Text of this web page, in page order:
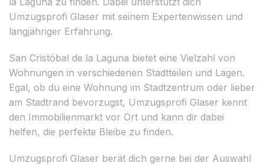
Umzugsprofi Glaser mit seinem Expertenwissen und
langjähriger Erfahrung.
San Cristóbal de la Laguna bietet eine Vielzahl von
Wohnungen in verschiedenen Stadtteilen und Lagen.
Egal, ob du eine Wohnung im Stadtzentrum oder lieber
am Stadtrand bevorzugst, Umzugsprofi Glaser kennt
den Immobilienmarkt vor Ort und kann dir dabei
helfen, die perfekte Bleibe zu finden.
Umzugsprofi Glaser berät dich gerne bei der Auswahl